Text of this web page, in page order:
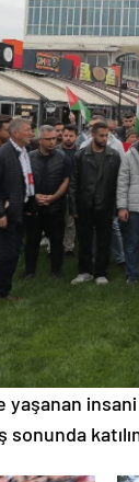
yaşanan
sonunda